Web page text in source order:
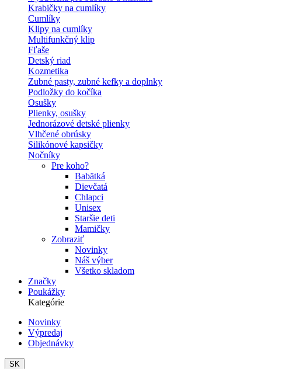
Krabičky na cumlíky
Cumlíky
Klipy na cumlíky
Multifunkčný klip
Fľaše
Detský riad
Kozmetika
Zubné pasty, zubné kefky a doplnky
Podložky do kočíka
Osušky
Plienky, osušky
Jednorázové detské plienky
Vlhčené obrúsky
Silikónové kapsičky
Nočníky
Pre koho?
Babätká
Dievčatá
Chlapci
Unisex
Staršie deti
Mamičky
Zobraziť
Novinky
Náš výber
Všetko skladom
Značky
Poukážky
Kategórie
Secondary
navigation
Novinky
Výpredaj
Objednávky
SK